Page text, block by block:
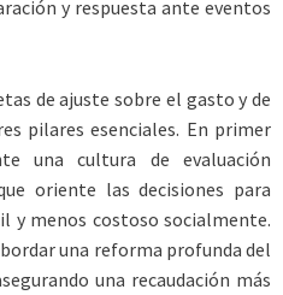
y respuesta ante eventos
de ajuste sobre el gasto y de
pilares esenciales. En primer
una cultura de evaluación
oriente las decisiones para
y menos costoso socialmente.
una reforma profunda del
una recaudación más